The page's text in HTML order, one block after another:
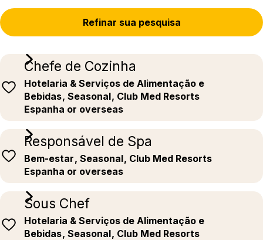
Refinar sua pesquisa
Chefe de Cozinha
Hotelaria & Serviços de Alimentação e
Bebidas, Seasonal, Club Med Resorts
Espanha or overseas
Responsável de Spa
Bem-estar, Seasonal, Club Med Resorts
Espanha or overseas
Sous Chef
Hotelaria & Serviços de Alimentação e
Bebidas, Seasonal, Club Med Resorts